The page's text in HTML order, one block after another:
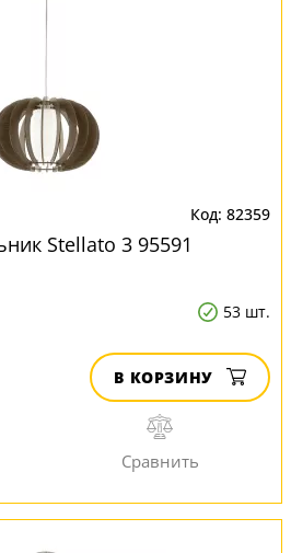
82359
Stellato 3 95591
53 шт.
В КОРЗИНУ